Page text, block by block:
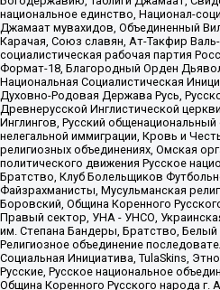
национальное единство, Национал-
Джамаат мувахидов, Объединенный
Карачая, Союз славян, Ат-Такфир
социалистическая рабочая партия
Формат-18, Благородный Орден
Национальная Социалистическая
Духовно-Родовая Держава Русь,
Древнерусской Инглистической
Инглингов, Русский
нелегальной иммиграции, Кровь и
религиозных объединениях, Омская
политического движения Русское
Братство, Клуб Болельщиков
Файзрахманисты, Мусульманская
Боровский, Община Коренного
Правый сектор, УНА - УНСО,
им. Степана Бандеры, Братство, Белый
Религиозное объединение
Социальная Инициатива, TulaSkins,
Русские, Русское национальное
Община Коренного Русского народа